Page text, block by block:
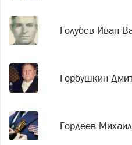
Голубев Иван
Горбушкин
Гордеев